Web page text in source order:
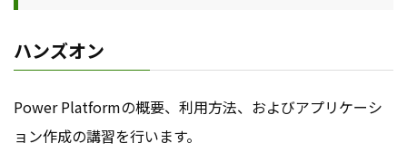
ハンズオン
Power Platformの概要、利用方法、およびアプリケーシ
ョン作成の講習を行います。